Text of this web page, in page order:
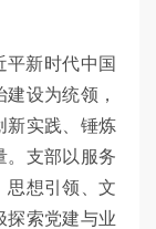
新时代中国
设为统领，
新实践、锤炼
。支部以服务
思想引领、文
探索党建与业